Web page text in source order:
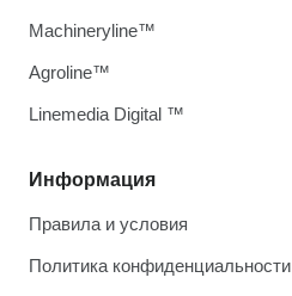
Информация
Правила и условия
Политика конфиденциальности
Machineryline™
Agroline™
Linemedia Digital ™